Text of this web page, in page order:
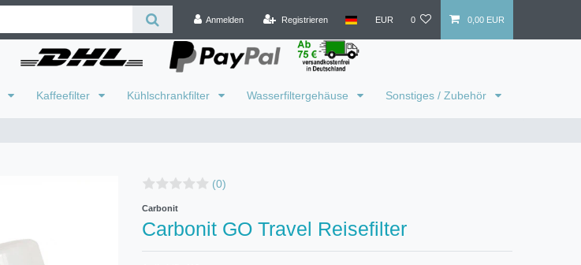
Anmelden Registrieren EUR 0 0,00 EUR
Kaffeefilter Kühlschrankfilter Wasserfiltergehäuse Sonstiges / Zubehör
(0)
Carbonit
Carbonit GO Travel Reisefilter